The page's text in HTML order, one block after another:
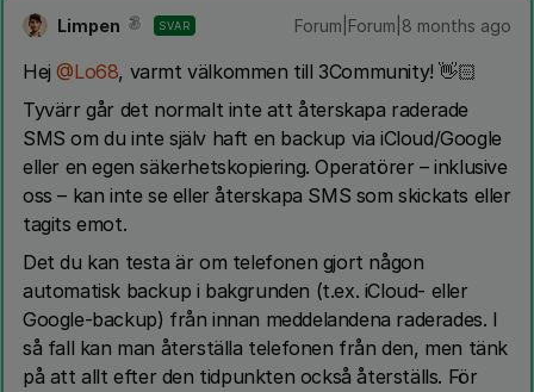
Limpen SVAR Forum|Forum|8 months ago
Hej ​@Lo68, varmt välkommen till 3Community! 👋🏻
Tyvärr går det normalt inte att återskapa raderade
SMS om du inte själv haft en backup via iCloud/Google
eller en egen säkerhetskopiering. Operatörer – inklusive
oss – kan inte se eller återskapa SMS som skickats eller
tagits emot.
Det du kan testa är om telefonen gjort någon
automatisk backup i bakgrunden (t.ex. iCloud- eller
Google-backup) från innan meddelandena raderades. I
så fall kan man återställa telefonen från den, men tänk
på att allt efter den tidpunkten också återställs. För